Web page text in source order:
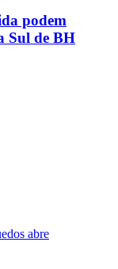
podem
Sul de BH
abre